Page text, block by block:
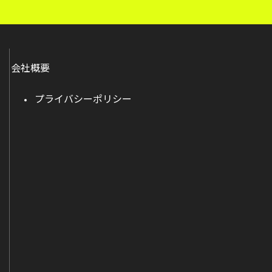
会社概要
プライバシーポリシー